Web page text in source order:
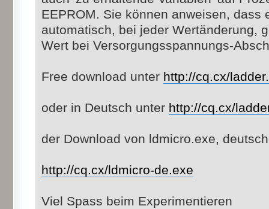
EEPROM. Sie können anweisen, dass
automatisch, bei jeder Wertänderung,
Wert bei Versorgungsspannungs-
Free download unter http://cq.cx/
oder in Deutsch unter http://cq.cx/
der Download von ldmicro.exe,
http://cq.cx/ldmicro-de.exe
Viel Spass beim Experimentieren